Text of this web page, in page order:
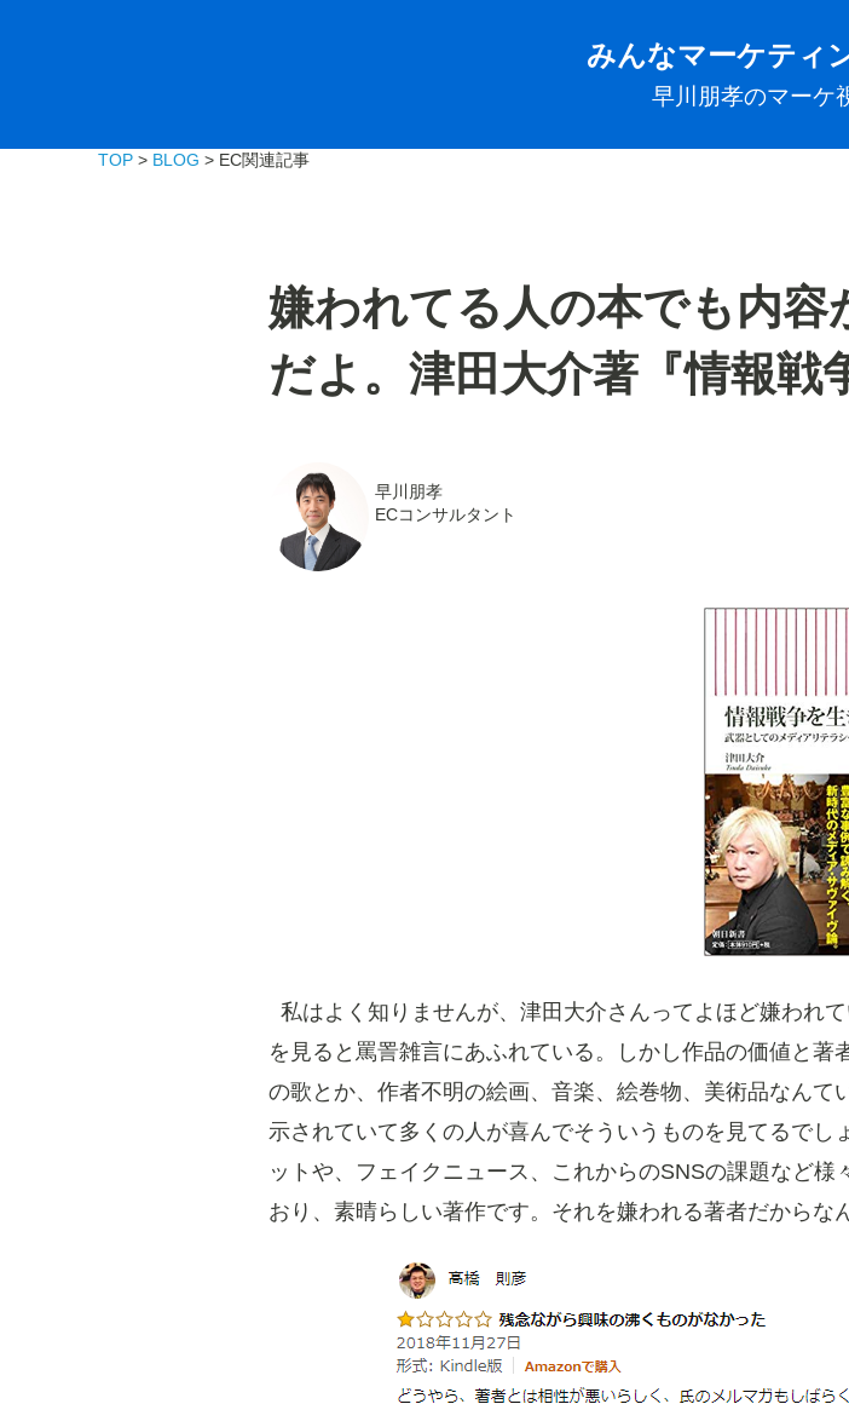
みんなマーケティ
早川朋孝のマーケ
TOP> BLOG > EC関連記事
嫌われてる人の本でも内
だよ。津田大介著『情報戦
早川朋孝
ECコンサルタント
私はよく知りませんが、津田大介さんってよほど嫌われ
を見ると罵詈雑言にあふれている。しかし作品の価値と
の歌とか、作者不明の絵画、音楽、絵巻物、美術品なん
示されていて多くの人が喜んでそういうものを見てるで
ットや、フェイクニュース、これからのSNSの課題など
おり、素晴らしい著作です。それを嫌われる著者だからな